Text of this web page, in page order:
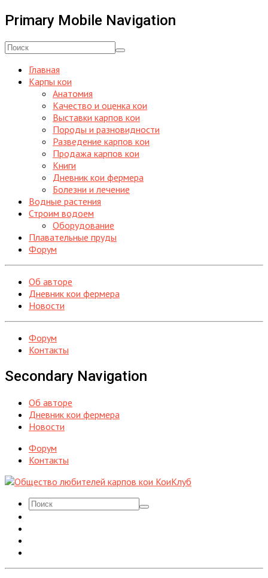
Primary Mobile Navigation
Главная
Карпы кои
Анатомия
Качество и оценка кои
Выставки карпов кои
Породы и разновидности
Разведение карпов кои
Продажа карпов кои
Книги
Дневник кои фермера
Болезни и лечение
Водные растения
Строим водоем
Оборудование
Плавательные пруды
Форум
Об авторе
Дневник кои фермера
Новости
Форум
Контакты
Secondary Navigation
Об авторе
Дневник кои фермера
Новости
Форум
Контакты